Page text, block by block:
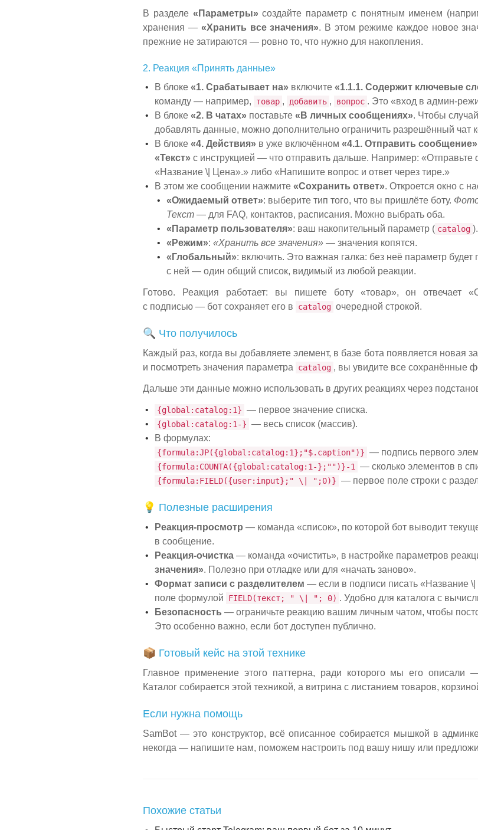
В разделе «Параметры»создайте параметр с понятным именем
хранения — «Хранить все значения». В этом режиме каждое новое
прежние не затираются — ровно то, что нужно для накопления.
2. Реакция «Принять данные»
В блоке «1. Срабатывает на» включите «1.1.1. Содержит ключевые
команду — например,
товар , добавить , вопрос . Это «вход в админ-
В блоке «2. В чатах» поставьте «В личных сообщениях». Чтобы
добавлять данные, можно дополнительно ограничить разрешённый
В блоке «4. Действия» в уже включённом «4.1. Отправить сообщение»
«Текст» с инструкцией — что отправить дальше. Например:
«Название \| Цена».» либо «Напишите вопрос и ответ через тире.»
В этом же сообщении нажмите «Сохранить ответ». Откроется окно с
«Ожидаемый ответ»: выберите тип того, что вы пришлёте боту.
Текст — для FAQ, контактов, расписания. Можно выбрать оба.
«Параметр пользователя»: ваш накопительный параметр ( catalog ).
«Режим»: «Хранить все значения» — значения копятся.
«Глобальный»: включить. Это важная галка: без неё параметр
с ней — один общий список, видимый из любой реакции.
Готово. Реакция работает: вы пишете боту «товар», он
с подписью — бот сохраняет его в
catalog очередной строкой.
🔍 Что получилось
Каждый раз, когда вы добавляете элемент, в базе бота появляется новая
и посмотреть значения параметра
catalog , вы увидите все сохранённые
Дальше эти данные можно использовать в других реакциях через
{global:catalog:1} — первое значение списка.
{global:catalog:1-} — весь список (массив).
В формулах:
{formula:JP({global:catalog:1};"$.caption")} — подпись первого
{formula:COUNTA({global:catalog:1-};"")}-1 — сколько элементов в
{formula:FIELD({user:input};" \| ";0)} — первое поле строки с
💡 Полезные расширения
Реакция-просмотр — команда «список», по которой бот выводит
в сообщение.
Реакция-очистка — команда «очистить», в настройке параметров
значения». Полезно при отладке или для «начать заново».
Формат записи с разделителем — если в подписи писать «Название
поле формулой
FIELD(текст; " \| "; 0) . Удобно для каталога с
Безопасность — ограничьте реакцию вашим личным чатом, чтобы
Это особенно важно, если бот доступен публично.
📦 Готовый кейс на этой технике
Главное применение этого паттерна, ради которого мы его
Каталог собирается этой техникой, а витрина с листанием товаров,
Если нужна помощь
SamBot — это конструктор, всё описанное собирается мышкой в
некогда — напишите нам, поможем настроить под вашу нишу или
Похожие статьи